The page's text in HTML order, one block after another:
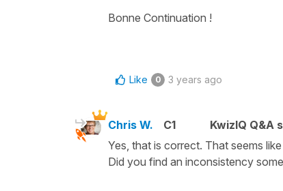
Bonne Continuation !
Like 0 3 years ago
Chris W. C1
KwizIQ Q&A
Yes, that is correct. That seems
Did you find an inconsistency